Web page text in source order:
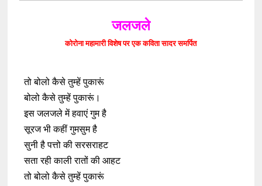
जलजले
कोरोना महामारी विशेष पर एक कविता सादर समर्पित
तो बोलो कैसे तुम्हें पुकारूं
बोलो कैसे तुम्हें पुकारूं।
इस जलजले में हवाएं गुम है
सूरज भी कहीं गुमसुम है
सुनी है पत्तो की सरसराहट
सता रही काली रातों की आहट
तो बोलो कैसे तुम्हें पुकारूं